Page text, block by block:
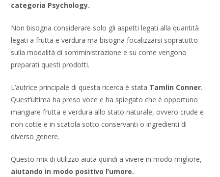
categoria Psychology.
Non bisogna considerare solo gli aspetti legati alla quantità
legati a frutta e verdura ma bisogna focalizzarsi sopratutto
sulla modalità di somministrazione e su come vengono
preparati questi prodotti.
L’autrice principale di questa ricerca è stata Tamlin Conner.
Quest’ultima ha preso voce e ha spiegato che è opportuno
mangiare frutta e verdura allo stato naturale, ovvero crude e
non cotte e in scatola sotto conservanti o ingredienti di
diverso genere.
Questo mix di utilizzo aiuta quindi a vivere in modo migliore,
aiutando in modo positivo l’umore.